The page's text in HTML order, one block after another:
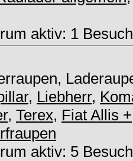
aktiv: 1
, Liebherr,
, Terex, Fiat Allis +
aktiv: 5